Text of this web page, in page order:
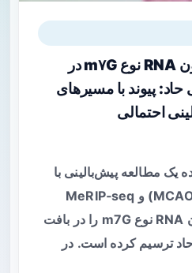
نقشه‌برداری متیلاسیون RNA نوع m۷G در
پیوند با مسیرهای
یک مطالعه پیش‌بالینی با
استفاده از مدل موش (MCAO) و MeRIP‑seq
نقشه تغییرات متیلاسیون RNA نوع m7G را در بافت
ترسیم کرده است. در